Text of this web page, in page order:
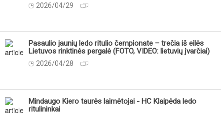
2026/04/29
Pasaulio jaunių ledo ritulio čempionate – trečia iš eilės
Lietuvos rinktinės pergalė (FOTO, VIDEO: lietuvių įvarčiai)
2026/04/28
Mindaugo Kiero taurės laimėtojai - HC Klaipėda ledo
ritulininkai